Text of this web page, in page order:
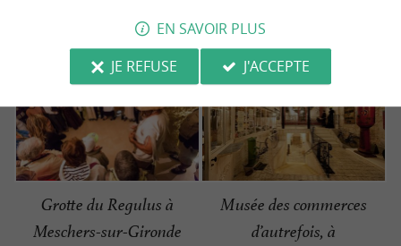
Grotte du Regulus à
Meschers-sur-Gironde
Musée des commerces
d’autrefois, à
EN SAVOIR PLUS
JE REFUSE
J'ACCEPTE